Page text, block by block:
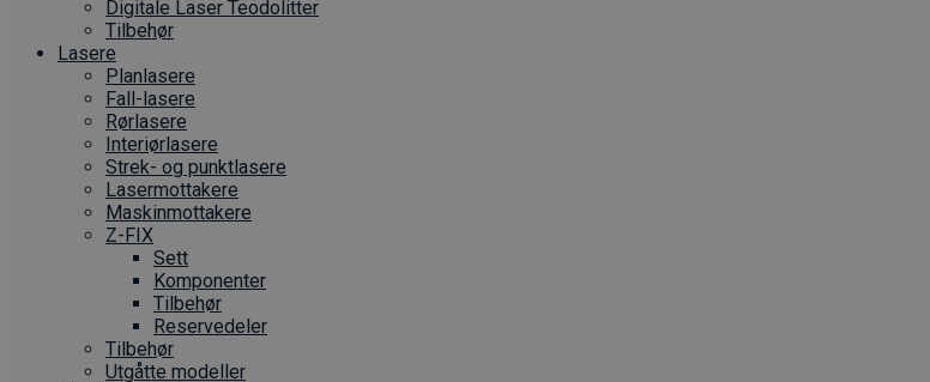
Digitale Laser Teodolitter
Tilbehør
Lasere
Planlasere
Fall-lasere
Rørlasere
Interiør­lasere
Strek- og punktlasere
Laser­mottakere
Maskin­mottakere
Z-FIX
Sett
Komponenter
Tilbehør
Reservedeler
Tilbehør
Utgåtte modeller